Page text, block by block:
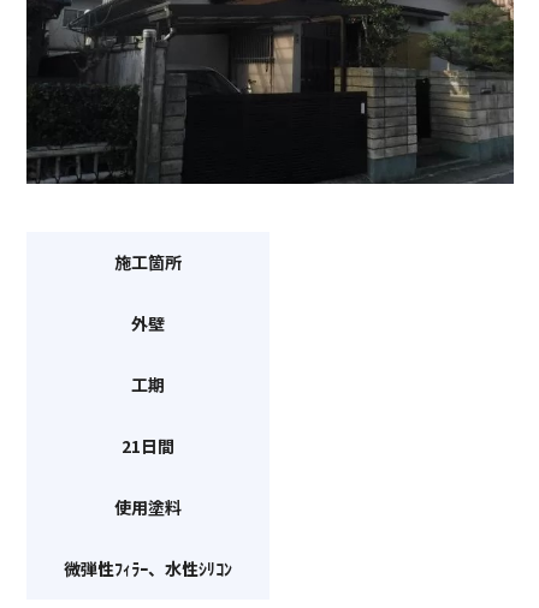
施工箇所
外壁
工期
21日間
使用塗料
微弾性ﾌｨﾗｰ、水性ｼﾘｺﾝ